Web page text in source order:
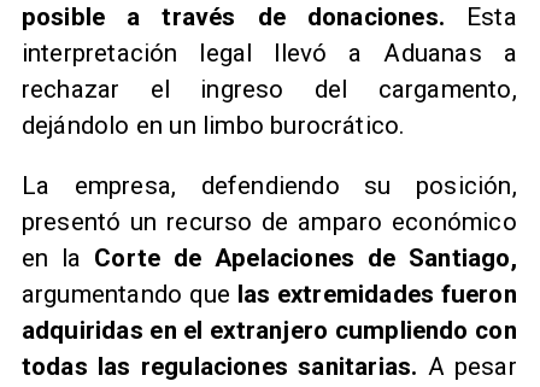
posible a través de donaciones. Esta
interpretación legal llevó a Aduanas a
rechazar el ingreso del cargamento,
dejándolo en un limbo burocrático.
La empresa, defendiendo su posición,
presentó un recurso de amparo económico
en la Corte de Apelaciones de Santiago,
argumentando que las extremidades fueron
adquiridas en el extranjero cumpliendo con
todas las regulaciones sanitarias. A pesar